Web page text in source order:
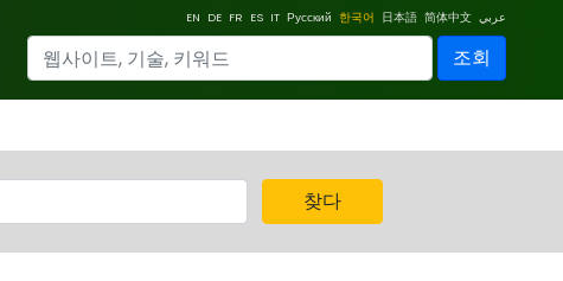
EN DE FR ES IT Русский 한국어 日本語 简体中文 عربي
조회
찾다